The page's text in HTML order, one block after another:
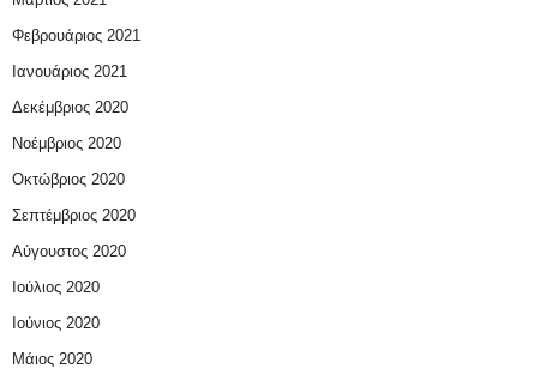
Φεβρουάριος 2021
Ιανουάριος 2021
Δεκέμβριος 2020
Νοέμβριος 2020
Οκτώβριος 2020
Σεπτέμβριος 2020
Αύγουστος 2020
Ιούλιος 2020
Ιούνιος 2020
Μάιος 2020